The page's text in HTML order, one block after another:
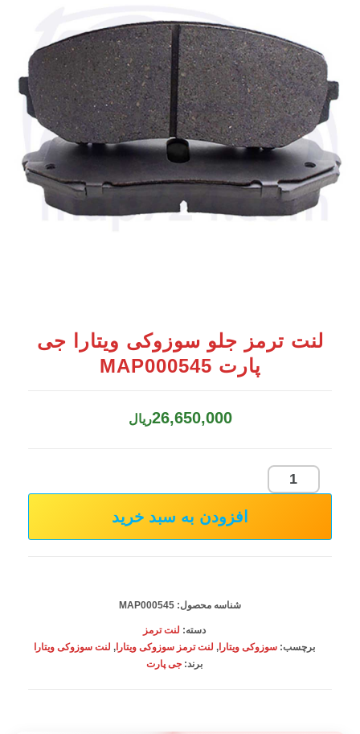
لنت ترمز جلو سوزوکی ویتارا جی
پارت MAP000545
26,650,000ریال
لنت
MAP000545
افزودن به سبد خرید
شناسه محصول: MAP000545
دسته: لنت ترمز
برچسب:سوزوکی ویتارا, لنت ترمز سوزوکی ویتارا, لنت سوزوکی ویتارا
برند:جی پارت